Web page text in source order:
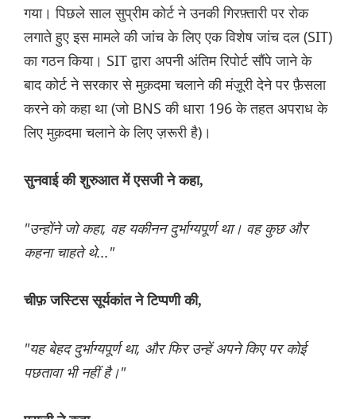
गया। पिछले साल सुप्रीम कोर्ट ने उनकी गिरफ़्तारी पर रोक
लगाते हुए इस मामले की जांच के लिए एक विशेष जांच दल (SIT)
का गठन किया। SIT द्वारा अपनी अंतिम रिपोर्ट सौंपे जाने के
बाद कोर्ट ने सरकार से मुक़दमा चलाने की मंज़ूरी देने पर फ़ैसला
करने को कहा था (जो BNS की धारा 196 के तहत अपराध के
लिए मुक़दमा चलाने के लिए ज़रूरी है)।
सुनवाई की शुरुआत में एसजी ने कहा,
"उन्होंने जो कहा, वह यकीनन दुर्भाग्यपूर्ण था। वह कुछ और
कहना चाहते थे..."
चीफ़ जस्टिस सूर्यकांत ने टिप्पणी की,
"यह बेहद दुर्भाग्यपूर्ण था, और फिर उन्हें अपने किए पर कोई
पछतावा भी नहीं है।"